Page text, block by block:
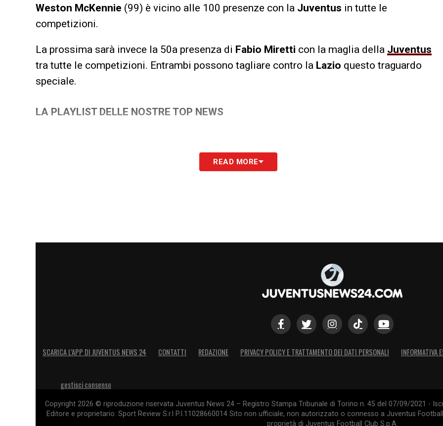
Weston McKennie (99) è vicino alle 100 presenze con la Juventus in tutte le
competizioni.
La prossima sarà invece la 50a presenza di Fabio Miretti con la maglia della Juventus
tra tutte le competizioni. Entrambi possono tagliare contro la Lazio questo traguardo
speciale.
LA PLAYLIST DELLE NOSTRE TOP NEWS
READ MORE
SCARICA L’APP DI JUVENTUS NEWS 24 CONTATTI REDAZIONE PRIVACY POLICY E TRATTAMENTO DEI DATI PERSONALI INFORMATIVA
gestisci consenso
Copyright 2026 © riproduzione riservata Juventus News 24 – Registro Stampa Tribunale di Torino n. 45 del 07/09/2021 -
Editore e proprietario: Sport Review S.r.l P.I.11028660014 Sito non ufficiale, non autorizzato o connesso a Juventus
proprietà di Juventus Football Club S.p.A.